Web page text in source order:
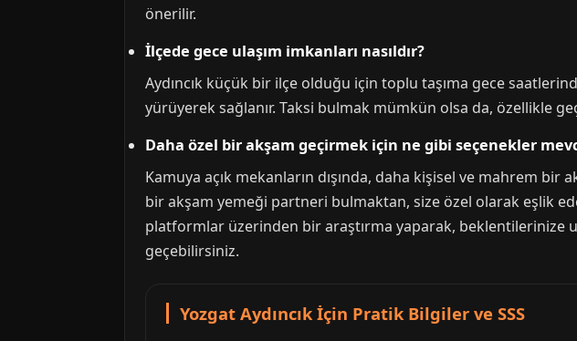
önerilir.
İlçede gece ulaşım imkanları nasıldır?
Aydıncık küçük bir ilçe olduğu için toplu taşıma gece
yürüyerek sağlanır. Taksi bulmak mümkün olsa da, özellikle geç
Daha özel bir akşam geçirmek için ne gibi seçenekler
Kamuya açık mekanların dışında, daha kişisel ve mahrem
bir akşam yemeği partneri bulmaktan, size özel olarak eşlik
platformlar üzerinden bir araştırma yaparak, beklentilerinize
geçebilirsiniz.
Yozgat Aydıncık İçin Pratik Bilgiler ve SSS